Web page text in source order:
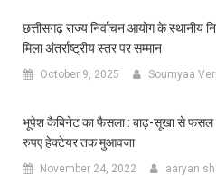
छत्तीसगढ़ राज्य निर्वाचन आयोग के
मिला अंतर्राष्ट्रीय स्तर पर सम्मान
October 9, 2025 Soumyaa
भूपेश कैबिनेट का फैसला : बाढ़-सूखा से
रुपए हेक्टेयर तक मुआवजा
November 24, 2022 aaryan